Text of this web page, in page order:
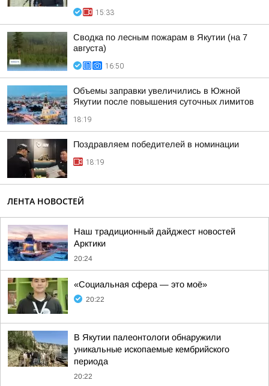
15:33
Сводка по лесным пожарам в Якутии (на 7
августа)
16:50
Объемы заправки увеличились в Южной
Якутии после повышения суточных лимитов
18:19
Поздравляем победителей в номинации
18:19
ЛЕНТА НОВОСТЕЙ
Наш традиционный дайджест новостей
Арктики
20:24
«Социальная сфера — это моё»
20:22
В Якутии палеонтологи обнаружили
уникальные ископаемые кембрийского
периода
20:22